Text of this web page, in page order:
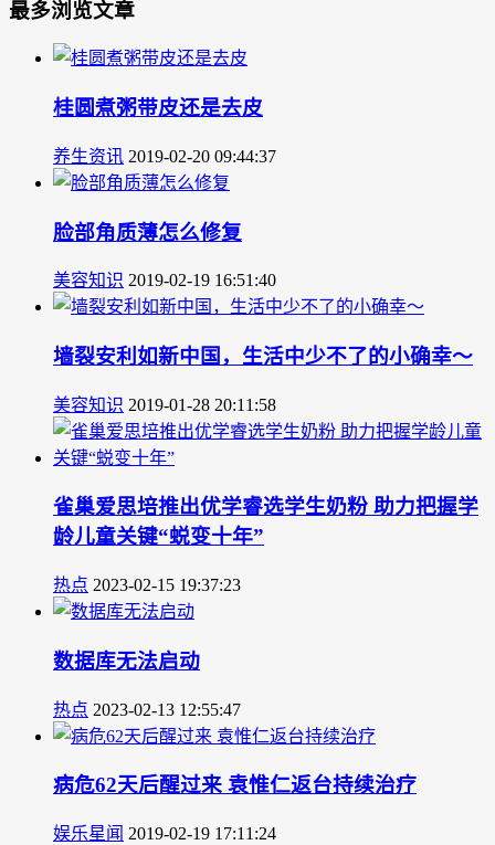
最多浏览文章
桂圆煮粥带皮还是去皮
养生资讯 2019-02-20 09:44:37
脸部角质薄怎么修复
美容知识 2019-02-19 16:51:40
墙裂安利如新中国，生活中少不了的小确幸～
美容知识 2019-01-28 20:11:58
雀巢爱思培推出优学睿选学生奶粉 助力把握学
龄儿童关键“蜕变十年”
热点 2023-02-15 19:37:23
数据库无法启动
热点 2023-02-13 12:55:47
病危62天后醒过来 袁惟仁返台持续治疗
娱乐星闻 2019-02-19 17:11:24